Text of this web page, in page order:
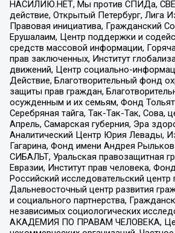
НАСИЛИЮ.НЕТ, Мы против СПИДа,
действие, Открытый Петербург, Лига
Правовая инициатива, Гражданский
Ерушалаим, Центр поддержки и
средств массовой информации,
прав заключенных, Институт
движений, Центр социально-
Действие, Благотворительный фонд
защиты прав граждан,
осужденным и их семьям, Фонд
Серебряная тайга, Так-Так-Так, Сова,
Апрель, Самарская губерния, Эра
Аналитический Центр Юрия Левады,
Гагарина, Фонд имени Андрея
СИБАЛЬТ, Уральская правозащитная
Евразии, Институт прав человека,
Российский исследовательский центр
Дальневосточный центр развития
и социального партнерства,
независимых социологических
АКАДЕМИЯ ПО ПРАВАМ ЧЕЛОВЕКА,